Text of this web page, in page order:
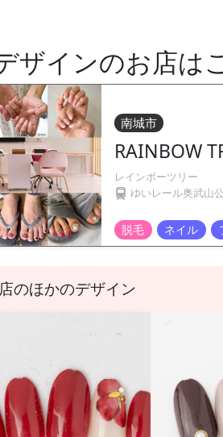
ザインのお店は
脱毛 ネイル
南城市
RAINBOW
レインボーツリー
ゆいレール奥武山
のほかのデザイン